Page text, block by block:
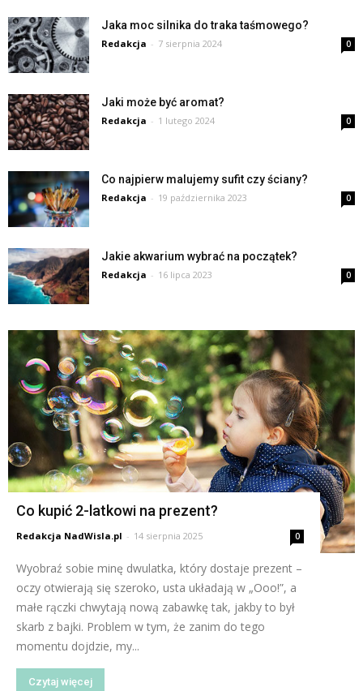
Jaka moc silnika do traka taśmowego?
Redakcja - 7 sierpnia 2024 0
Jaki może być aromat?
Redakcja - 1 lutego 2024 0
Co najpierw malujemy sufit czy ściany?
Redakcja - 19 października 2023 0
Jakie akwarium wybrać na początek?
Redakcja - 16 lipca 2023 0
Co kupić 2-latkowi na prezent?
Redakcja NadWisla.pl - 14 sierpnia 2025 0
Wyobraź sobie minę dwulatka, który dostaje prezent –
oczy otwierają się szeroko, usta układają w „Ooo!”, a
małe rączki chwytają nową zabawkę tak, jakby to był
skarb z bajki. Problem w tym, że zanim do tego
momentu dojdzie, my...
Czytaj więcej